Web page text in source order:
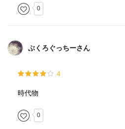
0
ぶくろぐっちーさん
4
時代物
0